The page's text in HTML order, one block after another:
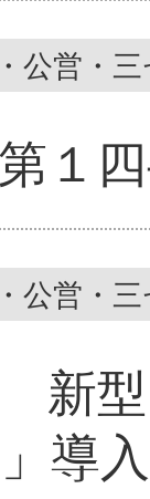
公営・
１
公営・
新
導入